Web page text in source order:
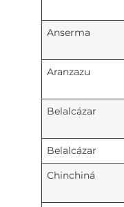
Anserma
Aranzazu
Belalcázar
Belalcázar
Chinchiná